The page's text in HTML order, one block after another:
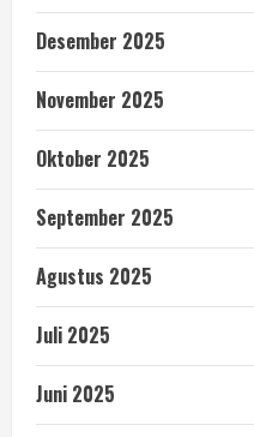
Desember 2025
November 2025
Oktober 2025
September 2025
Agustus 2025
Juli 2025
Juni 2025